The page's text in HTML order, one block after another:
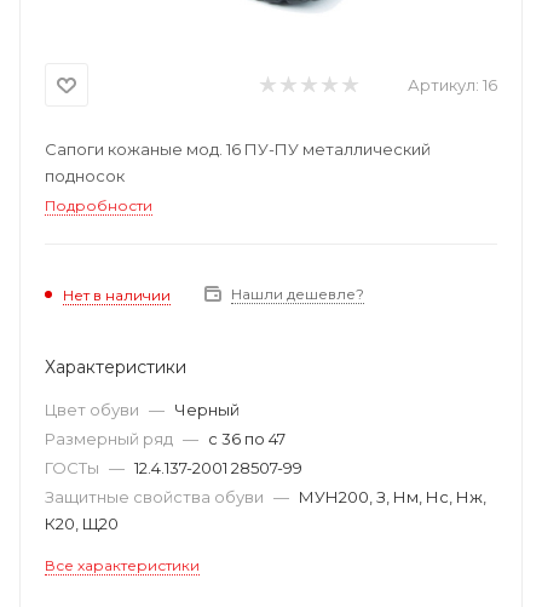
Артикул: 16
Сапоги кожаные мод. 16 ПУ-ПУ металлический
подносок
Подробности
Нет в наличии Нашли дешевле?
Характеристики
Цвет обуви — Черный
Размерный ряд — с 36 по 47
ГОСТы — 12.4.137-2001 28507-99
Защитные свойства обуви — МУН200, З, Нм, Нс, Нж,
К20, Щ20
Все характеристики